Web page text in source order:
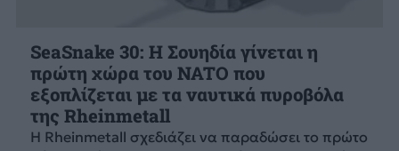
SeaSnake 30: Η Σουηδία γίνεται η
πρώτη χώρα του NATO που
εξοπλίζεται με τα ναυτικά πυροβόλα
της Rheinmetall
Η Rheinmetall σχεδιάζει να παραδώσει το πρώτο